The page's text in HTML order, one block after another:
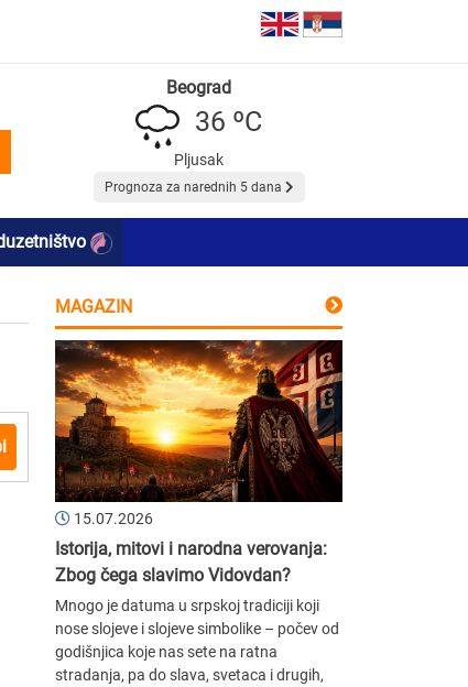
Beograd
36 ºC
Pljusak
Prognoza za narednih 5 dana
MAGAZIN
15.07.2026
Istorija, mitovi i narodna verovanja:
Zbog čega slavimo Vidovdan?
Mnogo je datuma u srpskoj tradiciji koji
nose slojeve i slojeve simbolike – počev od
godišnjica koje nas sete na ratna
stradanja, pa do slava, svetaca i drugih,